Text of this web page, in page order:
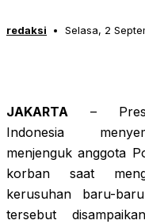
redaksi Selasa, 2
JAKARTA –
Indonesia
menjenguk anggota
korban saat
kerusuhan baru-
tersebut